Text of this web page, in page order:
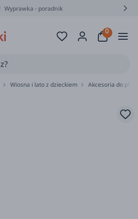
Wyprawka - poradnik
Wiosna i lato z dzieckiem Akcesoria do